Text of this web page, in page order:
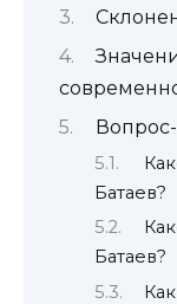
Батаев?
Батаев?